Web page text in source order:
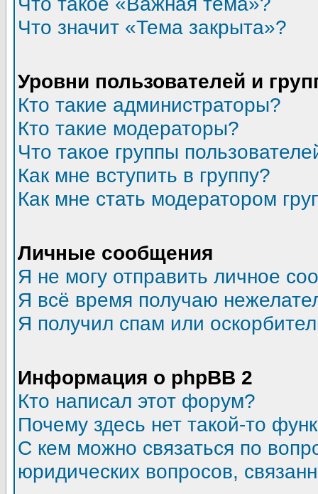
Что значит «Тема закрыта»?
Уровни пользователей и
Кто такие администраторы?
Кто такие модераторы?
Что такое группы
Как мне вступить в группу?
Как мне стать модератором
Личные сообщения
Я не могу отправить личное
Я всё время получаю
Я получил спам или
Информация о phpBB 2
Кто написал этот форум?
Почему здесь нет такой-то
С кем можно связаться по
юридических вопросов,